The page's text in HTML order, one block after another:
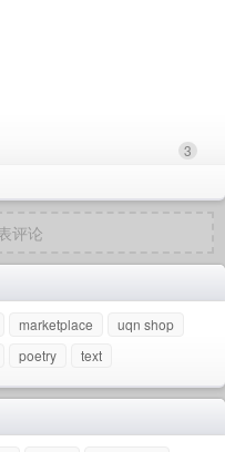
3
评论
marketplace
uqn shop
poetry text